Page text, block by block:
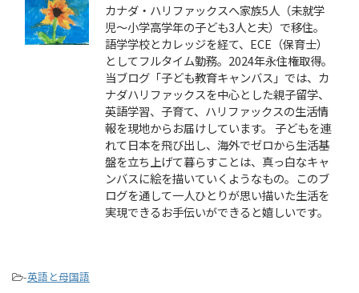
カナダ・ハリファックスへ家族5人（未就学
児〜小学高学年の子ども3人と夫）で移住。
語学学校とカレッジを経て、ECE（保育士）
としてフルタイム勤務。2024年永住権取得。
当ブログ「子ども教育キャンバス」では、カ
ナダハリファックスを中心とした親子留学、
英語学習、子育て、ハリファックスの生活情
報を現地からお届けしています。 子どもを連
れて日本を飛び出し、海外でゼロから生活基
盤を立ち上げて暮らすことは、真っ白なキャ
ンバスに絵を描いていくようなもの。このブ
ログを通して一人ひとりが思い描いた生活を
実現できるお手伝いができると嬉しいです。
-英語と母国語